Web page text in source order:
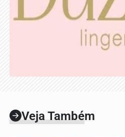
Veja Também